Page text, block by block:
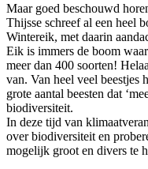
Maar goed beschouwd
Thijsse schreef al een heel
Wintereik, met daarin
Eik is immers de boom
meer dan 400 soorten!
van. Van heel veel beestjes
grote aantal beesten dat
biodiversiteit.
In deze tijd van
over biodiversiteit en
mogelijk groot en divers te